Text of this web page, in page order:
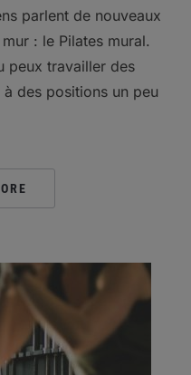
parlent de nouveaux
mur : le Pilates mural.
peux travailler des
des positions un peu